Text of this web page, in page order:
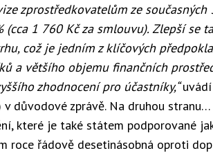
zprostředkovatelům ze současných
(cca 1 760 Kč za smlouvu). Zlepší se
což je jedním z klíčových
a většího objemu finančních
zhodnocení pro účastníky,“
v důvodové zprávě. Na druhou
které je také státem podporované
roce řádově desetinásobná oproti